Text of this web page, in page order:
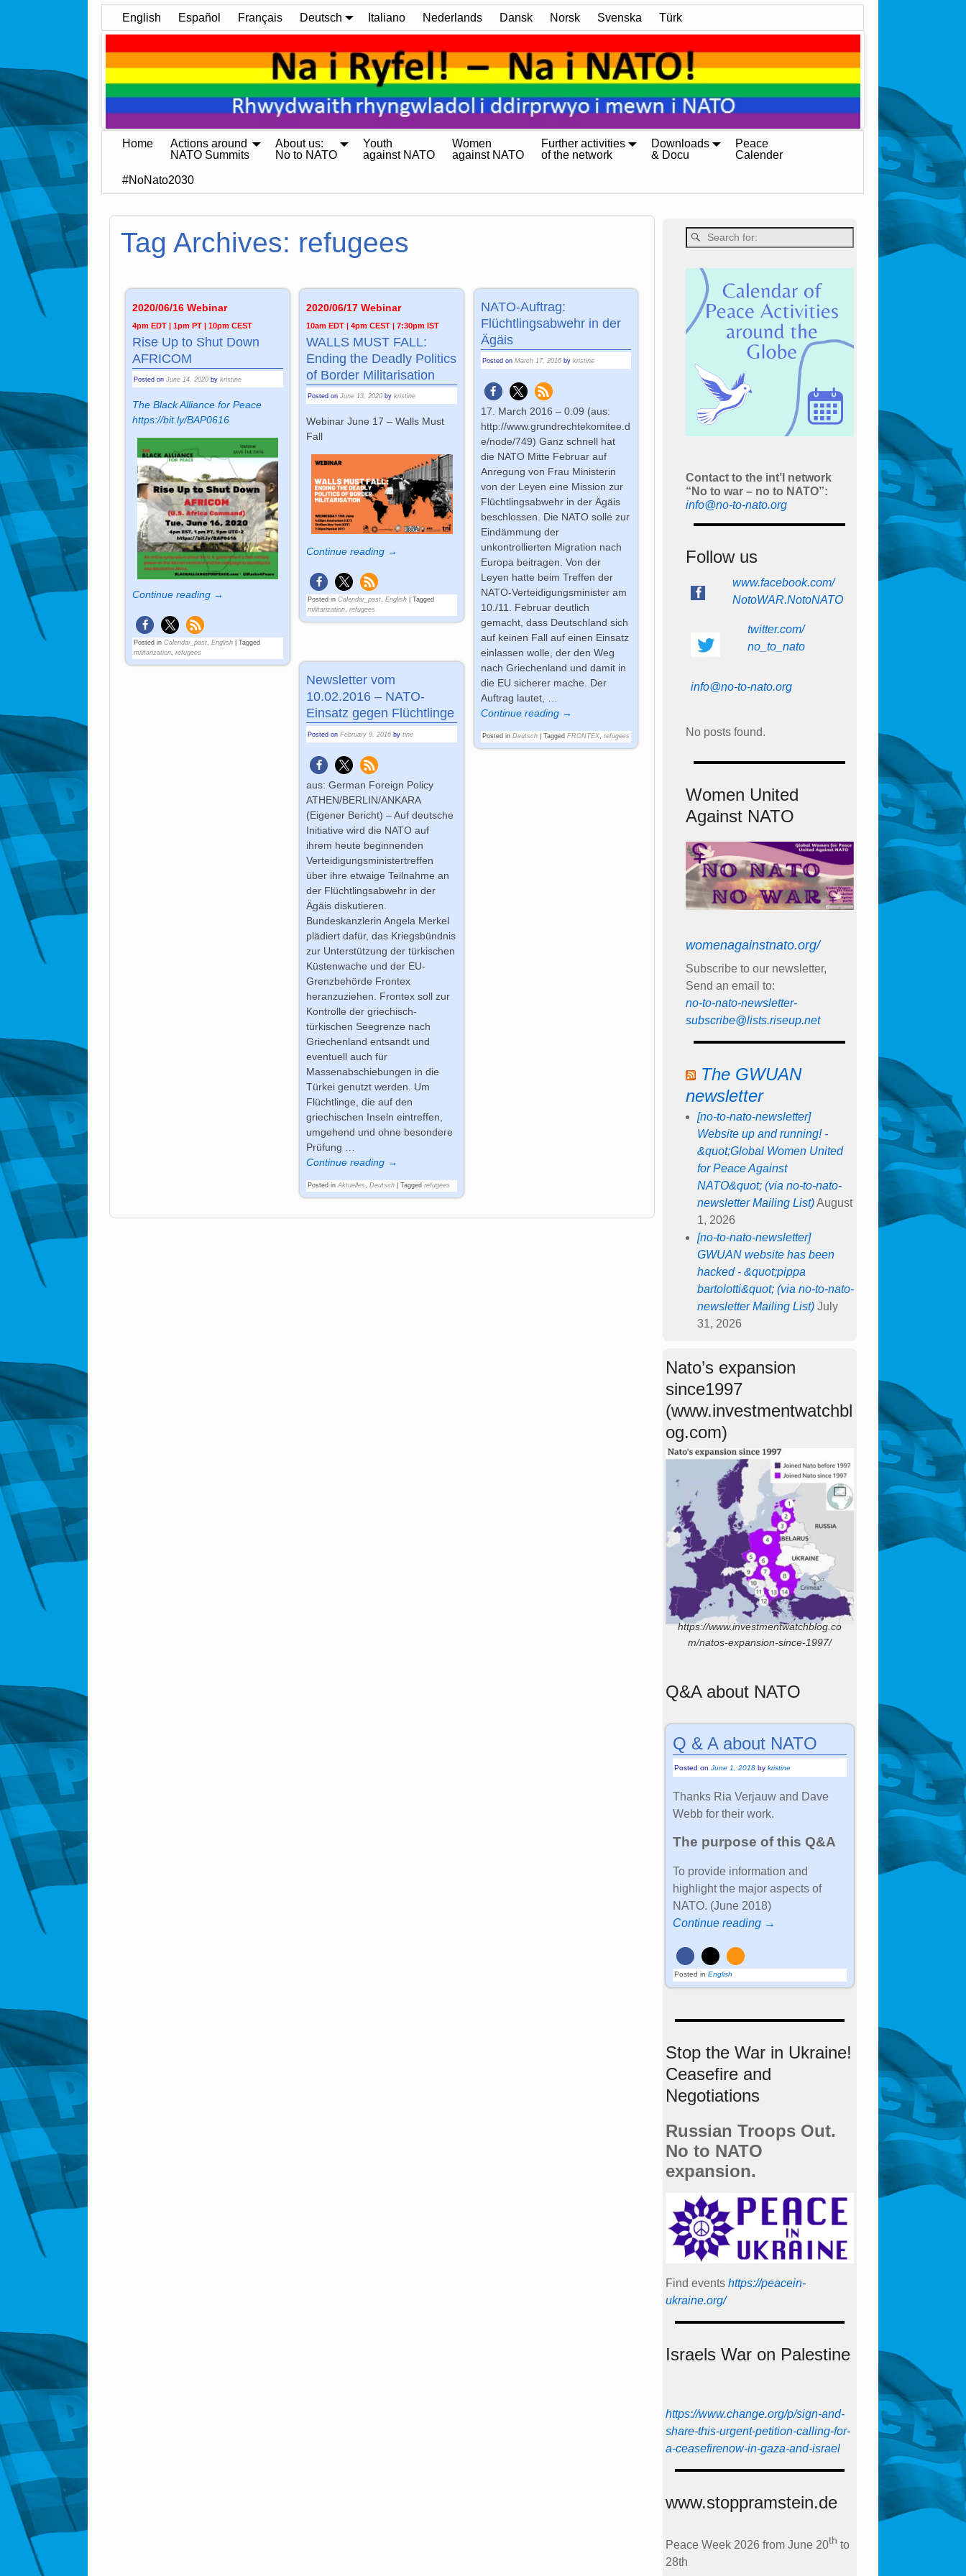
English Español Français Deutsch Italiano Nederlands Dansk Norsk Svenska Türk
Home
Actions around
NATO Summits
About us:
No to NATO
Youth
against NATO
Women
against NATO
Further activities
of the network
Downloads
& Docu
Peace
Calender
#NoNato2030
Tag Archives: refugees
2020/06/16 Webinar
4pm EDT | 1pm PT | 10pm CEST
Rise Up to Shut Down
AFRICOM
Posted onJune 14, 2020 bykristine
The Black Alliance for Peace
https://bit.ly/BAP0616
Continue reading →
Posted in Calendar_past ,English |Tagged
militarization ,refugees
2020/06/17 Webinar
10am EDT | 4pm CEST | 7:30pm IST
WALLS MUST FALL:
Ending the Deadly Politics
of Border Militarisation
Posted onJune 13, 2020 bykristine
Webinar June 17 – Walls Must
Fall
Continue reading →
Posted in Calendar_past,English |Tagged
militarization,refugees
NATO-Auftrag:
Flüchtlingsabwehr in der
Ägäis
Posted on March 17, 2016 by kristine
17. March 2016 – 0:09 (aus:
http://www.grundrechtekomitee.d
e/node/749) Ganz schnell hat
die NATO Mitte Februar auf
Anregung von Frau Ministerin
von der Leyen eine Mission zur
Flüchtlingsabwehr in der Ägäis
beschlossen. Die NATO solle zur
Eindämmung der
unkontrollierten Migration nach
Europa beitragen. Von der
Leyen hatte beim Treffen der
NATO-Verteidigungsminister am
10./11. Februar deutlich
gemacht, dass Deutschland sich
auf keinen Fall auf einen Einsatz
einlassen wolle, der den Weg
nach Griechenland und damit in
die EU sicherer mache. Der
Auftrag lautet, …
Continue reading →
Posted in Deutsch| Tagged FRONTEX, refugees
Newsletter vom
10.02.2016 – NATO-
Einsatz gegen Flüchtlinge
Posted onFebruary 9, 2016 bytine
aus: German Foreign Policy
ATHEN/BERLIN/ANKARA
(Eigener Bericht) – Auf deutsche
Initiative wird die NATO auf
ihrem heute beginnenden
Verteidigungsministertreffen
über ihre etwaige Teilnahme an
der Flüchtlingsabwehr in der
Ägäis diskutieren.
Bundeskanzlerin Angela Merkel
plädiert dafür, das Kriegsbündnis
zur Unterstützung der türkischen
Küstenwache und der EU-
Grenzbehörde Frontex
heranzuziehen. Frontex soll zur
Kontrolle der griechisch-
türkischen Seegrenze nach
Griechenland entsandt und
eventuell auch für
Massenabschiebungen in die
Türkei genutzt werden. Um
Flüchtlinge, die auf den
griechischen Inseln eintreffen,
umgehend und ohne besondere
Prüfung
Continue reading →
Posted in Aktuelles ,Deutsch |Tagged refugees
Contact to the int’l network
“No to war – no to NATO”:
info@no-to-nato.org
Follow us
www.facebook.com/
NotoWAR.NotoNATO
twitter.com/
no_to_nato
info@no-to-nato.org
No posts found.
Women United
Against NATO
womenagainstnato.org/
Subscribe to our newsletter,
Send an email to:
no-to-nato-newsletter-
subscribe@lists.riseup.net
The GWUAN
newsletter
[no-to-nato-newsletter]
Website up and running! -
&quot;Global Women United
for Peace Against
NATO&quot; (via no-to-nato-
newsletter Mailing List) August
1, 2026
[no-to-nato-newsletter]
GWUAN website has been
hacked - &quot;pippa
bartolotti&quot; (via no-to-nato-
newsletter Mailing List) July
31, 2026
Nato’s expansion
since1997
(www.investmentwatchbl
og.com)
https://www.investmentwatchblog.co
m/natos-expansion-since-1997/
Q&A about NATO
Q & A about NATO
Posted onJune 1, 2018 bykristine
Thanks Ria Verjauw and Dave
Webb for their work.
The purpose of this Q&A
To provide information and
highlight the major aspects of
NATO. (June 2018)
Continue reading →
Posted in English
Stop the War in Ukraine!
Ceasefire and
Negotiations
Russian Troops Out.
No to NATO
expansion.
Find events https://peace­in­
ukraine.org/
Israels War on Palestine
https://www.change.org/p/sign-and-
share-this-urgent-petition-calling-for-
a-ceasefirenow-in-gaza-and-israel
www.stoppramstein.de
Peace Week 2026 from June 20th to
28th